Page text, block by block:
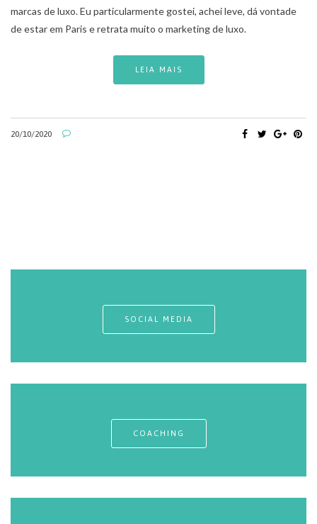
marcas de luxo. Eu particularmente gostei, achei leve, dá vontade
de estar em Paris e retrata muito o marketing de luxo.
LEIA MAIS
20/10/2020
SOCIAL MEDIA
COACHING